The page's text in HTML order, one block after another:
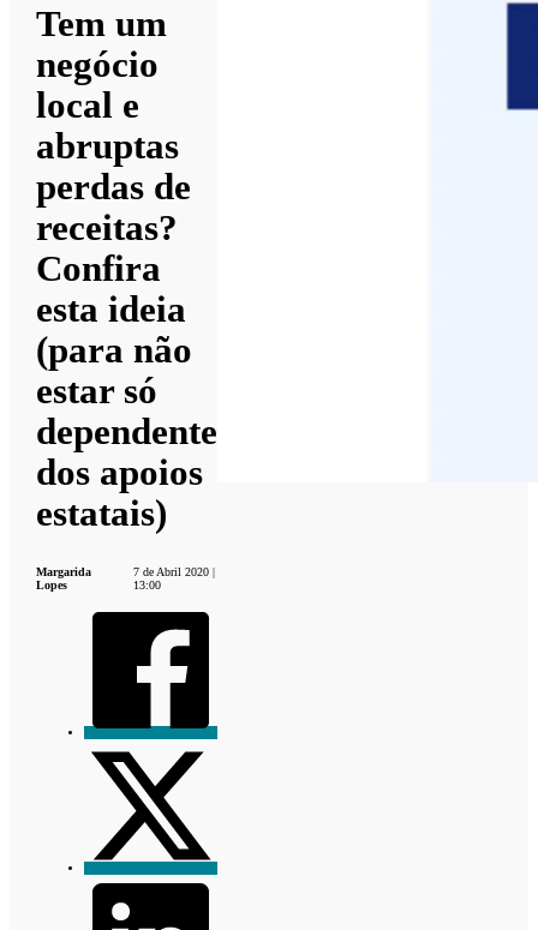
Tem um
negócio
local e
abruptas
perdas de
receitas?
Confira
esta ideia
(para não
estar só
dependente
dos apoios
estatais)
Margarida
Lopes
7 de Abril 2020 |
13:00